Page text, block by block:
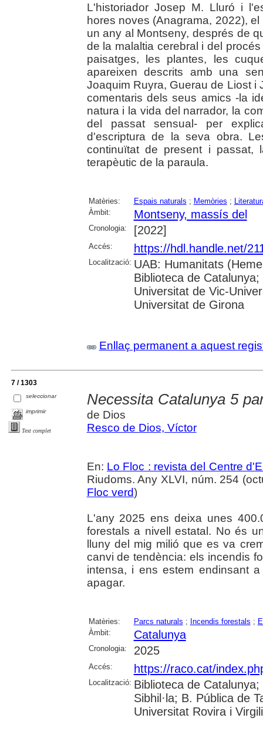
L'historiador Josep M. Lluró i
hores noves (Anagrama, 2022),
un any al Montseny, després de
de la malaltia cerebral i del
paisatges, les plantes, les
apareixen descrits amb una
Joaquim Ruyra, Guerau de Liost i
comentaris dels seus amics -la
natura i la vida del narrador, la
del passat sensual- per
d'escriptura de la seva obra.
continuïtat de present i
terapèutic de la paraula.
Matèries: Espais naturals ; Memòries ;
Àmbit:
Montseny, massís del
Cronologia: [2022]
Accés: https://hdl.handle.net/
Localització: UAB: Humanitats
Biblioteca de
Universitat de Vic-
Universitat de Girona
Enllaç permanent a aquest
7 / 1303
seleccionar
imprimir
Text complet
Necessita Catalunya 5
de Dios
Resco de Dios, Víctor
En: Lo Floc : revista del Centre
Riudoms. Any XLVI, núm. 254
Floc verd)
L'any 2025 ens deixa unes
forestals a nivell estatal. No és
lluny del mig milió que es va
canvi de tendència: els incendis
intensa, i ens estem endinsant
apagar.
Matèries: Parcs naturals ; Incendis forestals ;
Àmbit:
Catalunya
Cronologia: 2025
Accés: https://raco.cat/
Localització: Biblioteca de
Sibhil·la; B. Pública de
Universitat Rovira i Virgili